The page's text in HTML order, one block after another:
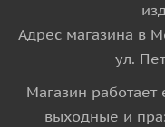
Адрес магазина в
ул.
Магазин
выходные и